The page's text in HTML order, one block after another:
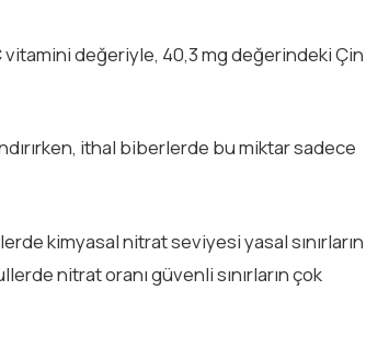
değeriyle, 40,3 mg değerindeki Çin
ithal biberlerde bu miktar sadece
kimyasal nitrat seviyesi yasal sınırların
nitrat oranı güvenli sınırların çok